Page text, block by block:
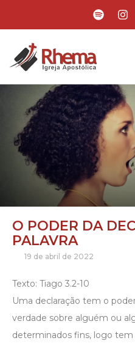
O PODER DA
PALAVRA
19 de abril de 2022
Texto: Tiago 3.2-10
Uma declaração tem o
verdade sobre alguém ou
determinados fins, logo